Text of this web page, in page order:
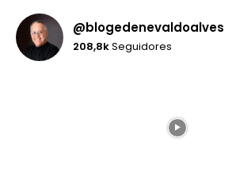
@blogedenevaldoalves
208,8kSeguidores